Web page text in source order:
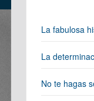
La fabulosa
La
No te hagas